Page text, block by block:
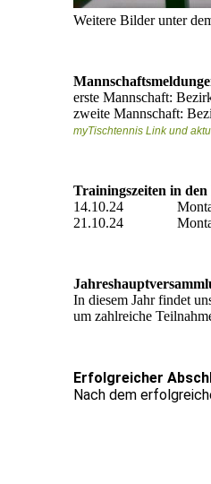
Weitere Bilder unter
erste Mannschaft:
zweite Mannschaft:
myTischtennis Link und
Trainingszeiten in
14.10.24 Montag
21.10.24 Montag
In diesem Jahr findet
um zahlreiche
Erfolgreicher
Nach dem